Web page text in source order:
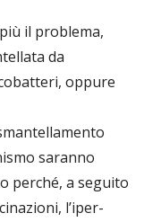
il problema,
da
oppure
saranno
perché, a seguito
l’iper-